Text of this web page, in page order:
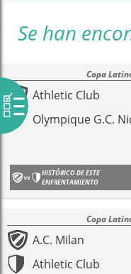
Se han
Copa
Athletic Club
Olympique G.C.
HISTÓRICO DE ESTE
ENFRENTAMIENTO
Copa
A.C. Milan
Athletic Club